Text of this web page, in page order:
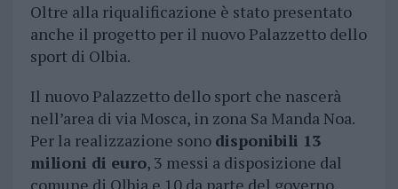
Oltre alla riqualificazione è stato presentato
anche il progetto per il nuovo Palazzetto dello
sport di Olbia.
Il nuovo Palazzetto dello sport che nascerà
nell’area di via Mosca, in zona Sa Manda Noa.
Per la realizzazione sono disponibili 13
milioni di euro, 3 messi a disposizione dal